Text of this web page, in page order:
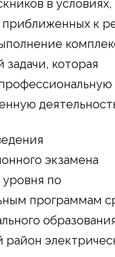
в условиях,
приближенных к
задачи, которая
экзамена
по
программам